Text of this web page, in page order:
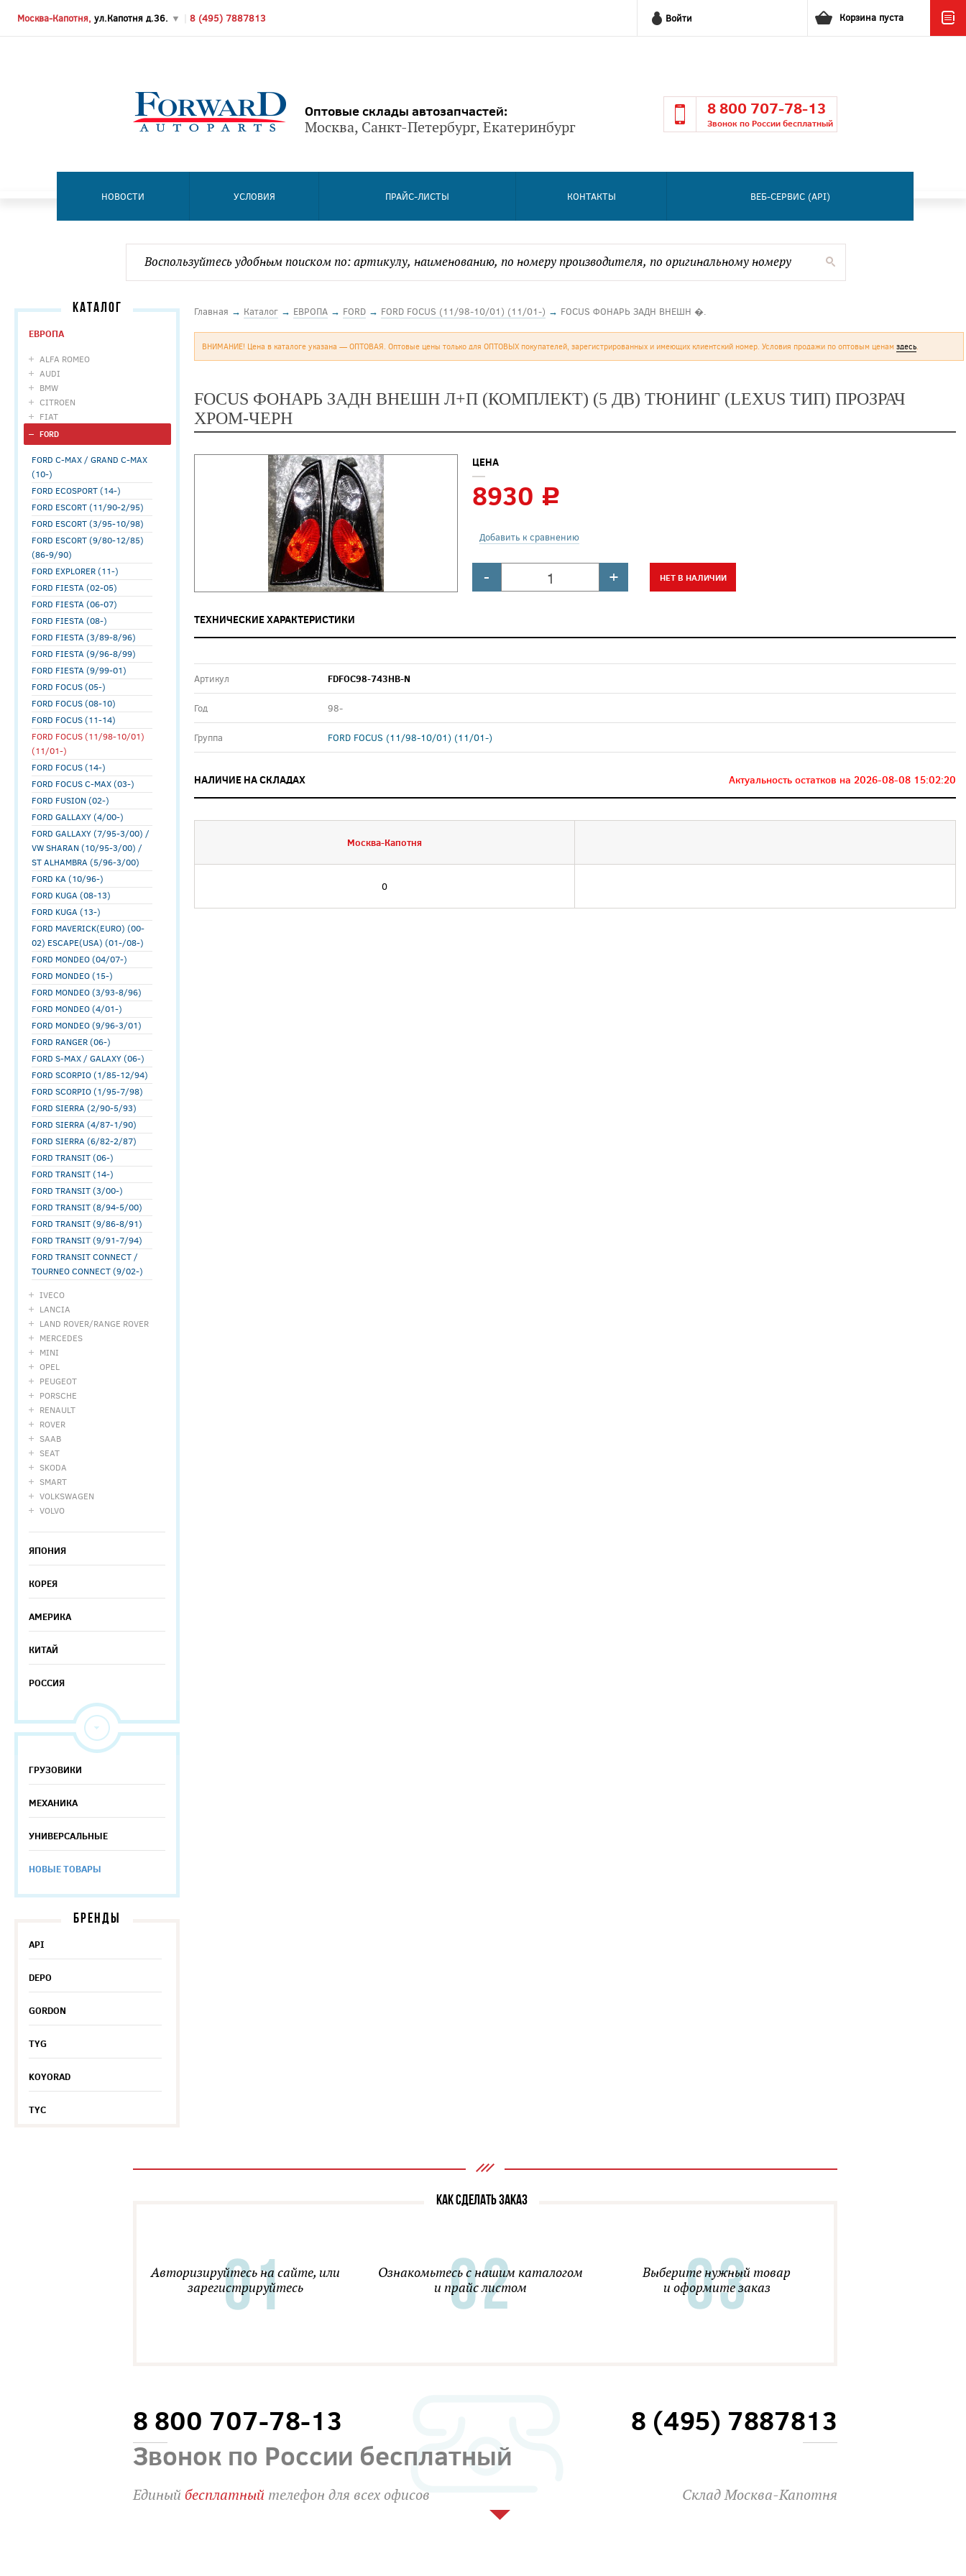
Москва-Капотня, ул.Капотня д.36. ▼ 8 (495) 7887813 Войти Корзина пуста
Оптовые склады автозапчастей:
Москва, Санкт-Петербург, Екатеринбург
8 800 707-78-13
Звонок по России бесплатный
НОВОСТИ УСЛОВИЯ ПРАЙС-ЛИСТЫ КОНТАКТЫ ВЕБ-СЕРВИС (API)
КАТАЛОГ
ЕВРОПА
ALFA ROMEO
AUDI
BMW
CITROEN
FIAT
FORD
FORD C-MAX / GRAND C-MAX
(10-)
FORD ECOSPORT (14-)
FORD ESCORT (11/90-2/95)
FORD ESCORT (3/95-10/98)
FORD ESCORT (9/80-12/85)
(86-9/90)
FORD EXPLORER (11-)
FORD FIESTA (02-05)
FORD FIESTA (06-07)
FORD FIESTA (08-)
FORD FIESTA (3/89-8/96)
FORD FIESTA (9/96-8/99)
FORD FIESTA (9/99-01)
FORD FOCUS (05-)
FORD FOCUS (08-10)
FORD FOCUS (11-14)
FORD FOCUS (11/98-10/01)
(11/01-)
FORD FOCUS (14-)
FORD FOCUS C-MAX (03-)
FORD FUSION (02-)
FORD GALLAXY (4/00-)
FORD GALLAXY (7/95-3/00) /
VW SHARAN (10/95-3/00) /
ST ALHAMBRA (5/96-3/00)
FORD KA (10/96-)
FORD KUGA (08-13)
FORD KUGA (13-)
FORD MAVERICK(EURO) (00-
02) ESCAPE(USA) (01-/08-)
FORD MONDEO (04/07-)
FORD MONDEO (15-)
FORD MONDEO (3/93-8/96)
FORD MONDEO (4/01-)
FORD MONDEO (9/96-3/01)
FORD RANGER (06-)
FORD S-MAX / GALAXY (06-)
FORD SCORPIO (1/85-12/94)
FORD SCORPIO (1/95-7/98)
FORD SIERRA (2/90-5/93)
FORD SIERRA (4/87-1/90)
FORD SIERRA (6/82-2/87)
FORD TRANSIT (06-)
FORD TRANSIT (14-)
FORD TRANSIT (3/00-)
FORD TRANSIT (8/94-5/00)
FORD TRANSIT (9/86-8/91)
FORD TRANSIT (9/91-7/94)
FORD TRANSIT CONNECT /
TOURNEO CONNECT (9/02-)
IVECO
LANCIA
LAND ROVER/RANGE ROVER
MERCEDES
MINI
OPEL
PEUGEOT
PORSCHE
RENAULT
ROVER
SAAB
SEAT
SKODA
SMART
VOLKSWAGEN
VOLVO
ЯПОНИЯ
КОРЕЯ
АМЕРИКА
КИТАЙ
РОССИЯ
ГРУЗОВИКИ
МЕХАНИКА
УНИВЕРСАЛЬНЫЕ
НОВЫЕ ТОВАРЫ
БРЕНДЫ
API
DEPO
GORDON
TYG
KOYORAD
TYC
Главная → Каталог → ЕВРОПА → FORD → FORD FOCUS (11/98-10/01) (11/01-) → FOCUS ФОНАРЬ ЗАДН ВНЕШН �.
ВНИМАНИЕ! Цена в каталоге указана — ОПТОВАЯ. Оптовые цены только для ОПТОВЫХ покупателей, зарегистрированных и имеющих клиентский номер. Условия продажи по оптовым ценам здесь.
FOCUS ФОНАРЬ ЗАДН ВНЕШН Л+П (КОМПЛЕКТ) (5 ДВ) ТЮНИНГ (LEXUS ТИП) ПРОЗРАЧ
ХРОМ-ЧЕРН
ЦЕНА
8930 c
Добавить к сравнению
- + НЕТ В НАЛИЧИИ
ТЕХНИЧЕСКИЕ ХАРАКТЕРИСТИКИ
Артикул FDFOC98-743HB-N
Год 98-
Группа FORD FOCUS (11/98-10/01) (11/01-)
НАЛИЧИЕ НА СКЛАДАХ Актуальность остатков на 2026-08-08 15:02:20
Москва-Капотня
0
КАК СДЕЛАТЬ ЗАКАЗ
Авторизируйтесь на сайте, или
зарегистрируйтесь
Ознакомьтесь с нашим каталогом
и прайс листом
Выберите нужный товар
и оформите заказ
8 800 707-78-13
Звонок по России бесплатный
8 (495) 7887813
Единыйбесплатный телефон для всех офисов Склад Москва-Капотня